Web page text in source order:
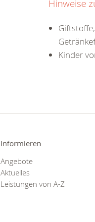
Hinweise
Kinder
Informieren
Angebote
Aktuelles
Leistungen von A-Z